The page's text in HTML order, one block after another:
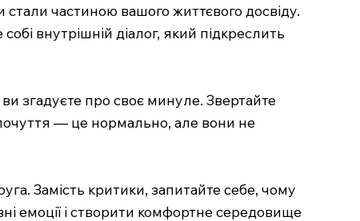
стали частиною вашого життєвого досвіду.
внутрішній діалог, який підкреслить
згадуєте про своє минуле. Звертайте
— це нормально, але вони не
Замість критики, запитайте себе, чому
емоції і створити комфортне середовище